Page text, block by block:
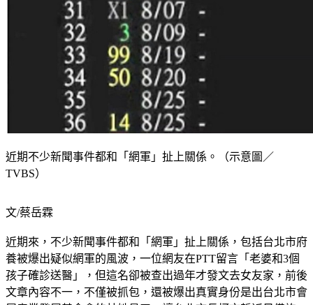
近期不少新聞事件都和「網軍」扯上關係。（示意圖／
TVBS）
文/蔡岳霖
近期來，不少新聞事件都和「網軍」扯上關係，包括台北市府
養被爆出疑似網軍的風波，一位網友在PTT留言「老婆和3個
孩子確診送醫」，但這名卻被查出過年才發文去女友家，前後
文章內容不一，不僅被抓包，還被爆出真實身份是出台北市會